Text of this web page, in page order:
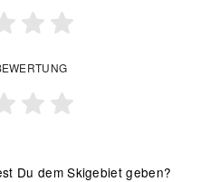
Du dem Skigebiet geben?